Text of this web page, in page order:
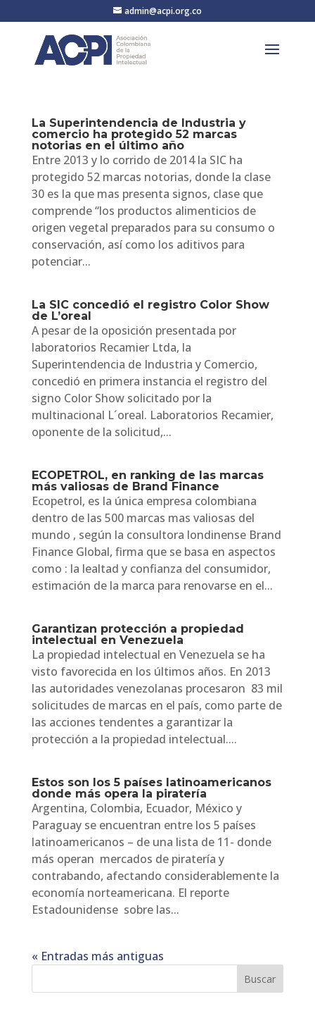
admin@acpi.org.co
La Superintendencia de Industria y
comercio ha protegido 52 marcas
notorias en el último año
Entre 2013 y lo corrido de 2014 la SIC ha
protegido 52 marcas notorias, donde la clase
30 es la que mas presenta signos, clase que
comprende “los productos alimenticios de
origen vegetal preparados para su consumo o
conservación, así como los aditivos para
potenciar...
La SIC concedió el registro Color Show
de L’oreal
A pesar de la oposición presentada por
laboratorios Recamier Ltda, la
Superintendencia de Industria y Comercio,
concedió en primera instancia el registro del
signo Color Show solicitado por la
multinacional L´oreal. Laboratorios Recamier,
oponente de la solicitud,...
ECOPETROL, en ranking de las marcas
más valiosas de Brand Finance
Ecopetrol, es la única empresa colombiana
dentro de las 500 marcas mas valiosas del
mundo , según la consultora londinense Brand
Finance Global, firma que se basa en aspectos
como : la lealtad y confianza del consumidor,
estimación de la marca para renovarse en el...
Garantizan protección a propiedad
intelectual en Venezuela
La propiedad intelectual en Venezuela se ha
visto favorecida en los últimos años. En 2013
las autoridades venezolanas procesaron 83 mil
solicitudes de marcas en el país, como parte de
las acciones tendentes a garantizar la
protección a la propiedad intelectual....
Estos son los 5 países latinoamericanos
donde más opera la piratería
Argentina, Colombia, Ecuador, México y
Paraguay se encuentran entre los 5 países
latinoamericanos – de una lista de 11- donde
más operan mercados de piratería y
contrabando, afectando considerablemente la
economía norteamericana. El reporte
Estadounidense sobre las...
« Entradas más antiguas